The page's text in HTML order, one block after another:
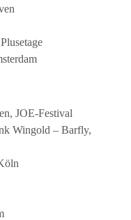
JOE-Festival
Wingold – Barfly,